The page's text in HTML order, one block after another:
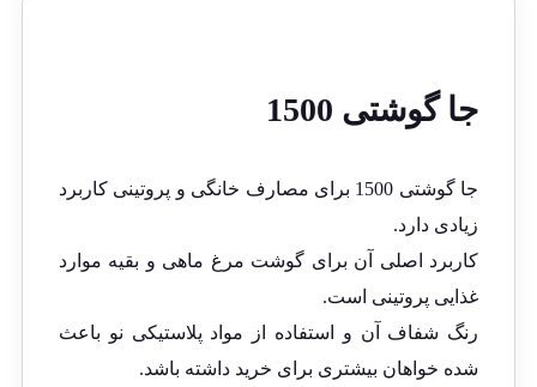
جا گوشتی 1500
جا گوشتی 1500 برای مصارف خانگی و پروتینی کاربرد
زیادی دارد.
کاربرد اصلی آن برای گوشت مرغ ماهی و بقیه موارد
غذایی پروتینی است.
رنگ شفاف آن و استفاده از مواد پلاستیکی نو باعث
شده خواهان بیشتری برای خرید داشته باشد.